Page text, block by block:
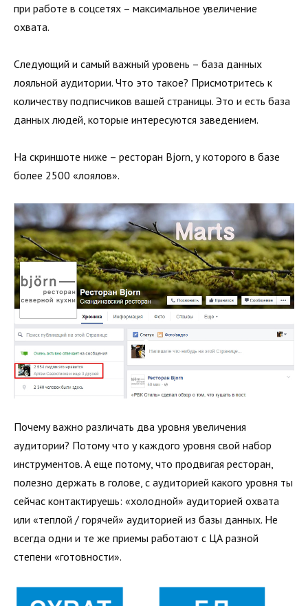
при работе в соцсетях – максимальное увеличение
охвата.
Следующий и самый важный уровень – база данных
лояльной аудитории. Что это такое? Присмотритесь к
количеству подписчиков вашей страницы. Это и есть база
данных людей, которые интересуются заведением.
На скриншоте ниже – ресторан Bjorn, у которого в базе
более 2500 «лоялов».
Почему важно различать два уровня увеличения
аудитории? Потому что у каждого уровня свой набор
инструментов. А еще потому, что продвигая ресторан,
полезно держать в голове, с аудиторией какого уровня ты
сейчас контактируешь: «холодной» аудиторией охвата
или «теплой / горячей» аудиторией из базы данных. Не
всегда одни и те же приемы работают с ЦА разной
степени «готовности».